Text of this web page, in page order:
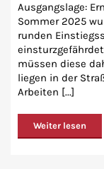
Ausgangslage:
Sommer 2025
runden
müssen diese
liegen in der
Arbeiten [...]
Weiter lesen